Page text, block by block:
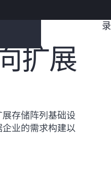
前是空的
配置和订购。
扩展
存储阵列基础设
业的需求构建以
录